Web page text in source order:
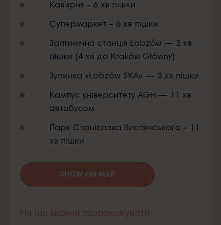
Кав’ярня – 6 хв пішки
Супермаркет – 6 хв пішки
Залізнична станція Łobzów — 2 хв
пішки (4 хв до Kraków Główny)
Зупинка «Łobzów SKA» — 3 хв пішки
Кампус університету AGH — 11 хв
автобусом
Парк Станіслава Виспянського – 11
хв пішки
SHOW ON MAP
На що можна розраховувати